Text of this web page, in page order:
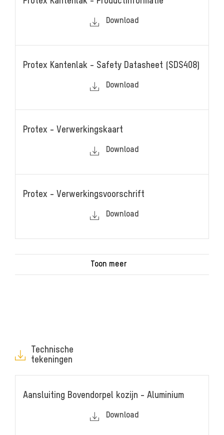
Download
Protex Kantenlak - Safety Datasheet (SDS408)
Download
Protex - Verwerkingskaart
Download
Protex - Verwerkingsvoorschrift
Download
Toon meer
Technische
tekeningen
Aansluiting Bovendorpel kozijn - Aluminium
Download